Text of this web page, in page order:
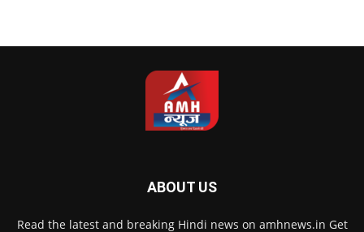
ABOUT US
Read the latest and breaking Hindi news on amhnews.in Get